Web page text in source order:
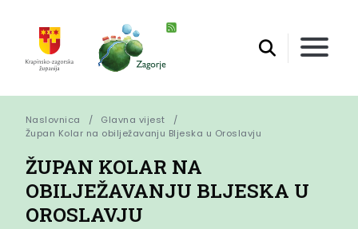
Naslovnica
Glavna vijest
Župan Kolar na obilježavanju Bljeska u Oroslavju
ŽUPAN KOLAR NA
OBILJEŽAVANJU BLJESKA U
OROSLAVJU